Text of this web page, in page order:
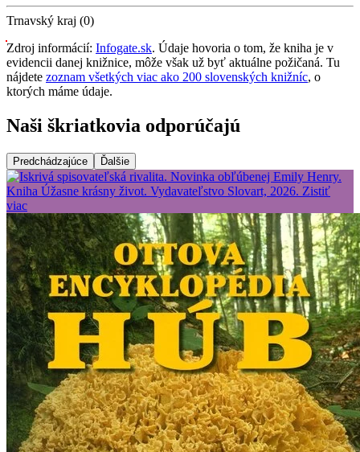
Trnavský kraj (0)
Zdroj informácií: Infogate.sk. Údaje hovoria o tom, že kniha je v
evidencii danej knižnice, môže však už byť aktuálne požičaná. Tu
nájdete zoznam všetkých viac ako 200 slovenských knižníc, o
ktorých máme údaje.
Naši škriatkovia odporúčajú
Predchádzajúce Ďalšie